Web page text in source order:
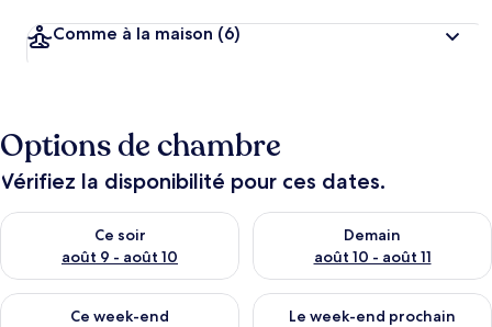
Comme à la maison (6)
Options de chambre
Vérifiez la disponibilité pour ces dates.
Ce soir
août 9 - août 10
Vérifier la disponibilité pour ce soir août 9 - août 10
Demain
août 10 - août 11
Vérifier la disponibilité pour
Ce week-end
Vérifier la disponibilité pour ce week-end août 14 - août 16
Le week-end prochain
Vérifier la disponibilité pour